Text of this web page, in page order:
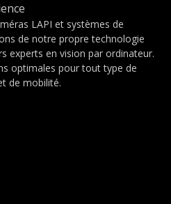
LAPI et systèmes de
de notre propre technologie
experts en vision par ordinateur.
optimales pour tout type de
de mobilité.